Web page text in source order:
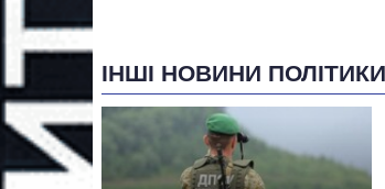
ІНШІ НОВИНИ ПОЛІТИКИ